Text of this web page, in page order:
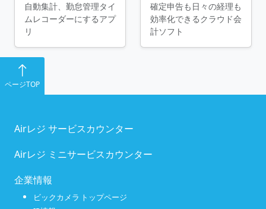
自動集計、勤怠管理タイ
ムレコーダーにするアプ
リ
確定申告も日々の経理も
効率化できるクラウド会
計ソフト
ページTOP
Airレジ サービスカウンター
Airレジ ミニサービスカウンター
企業情報
ビックカメラ トップページ